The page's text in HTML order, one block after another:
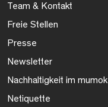
Team & Kontakt
Freie Stellen
Presse
Newsletter
Nachhaltigkeit im mumok
Netiquette